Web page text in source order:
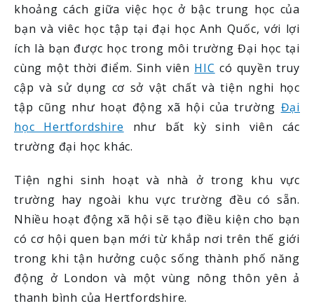
khoảng cách giữa việc học ở bậc trung học của
bạn và viêc học tập tại đại học Anh Quốc, với lợi
ích là bạn được học trong môi trường Đại học tại
cùng một thời điểm. Sinh viên HIC có quyền truy
cập và sử dụng cơ sở vật chất và tiện nghi học
tập cũng như hoạt động xã hội của trường Đại
học Hertfordshire như bất kỳ sinh viên các
trường đại học khác.
Tiện nghi sinh hoạt và nhà ở trong khu vực
trường hay ngoài khu vực trường đều có sẵn.
Nhiều hoạt động xã hội sẽ tạo điều kiện cho bạn
có cơ hội quen bạn mới từ khắp nơi trên thế giới
trong khi tận hưởng cuộc sống thành phố năng
động ở London và một vùng nông thôn yên ả
thanh bình của Hertfordshire.